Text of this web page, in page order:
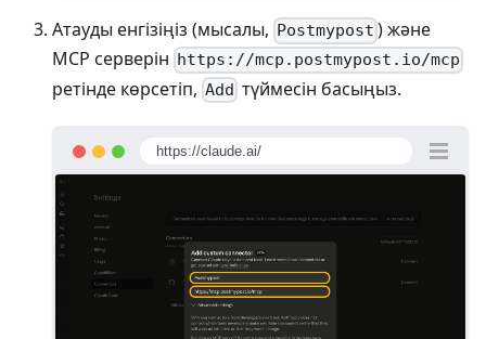
Атауды енгізіңіз (мысалы, Postmypost ) және
MCP серверін https://mcp.postmypost.io/mcp
ретінде көрсетіп, Add түймесін басыңыз.
https://claude.ai/